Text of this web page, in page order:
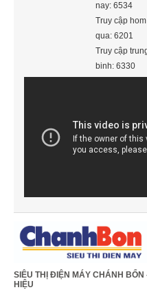
nay: 6534
Truy cập hom
qua: 6201
Truy cập
binh: 6330
SIÊU THỊ ĐIỆN MÁY CHÁNH
HIỆU